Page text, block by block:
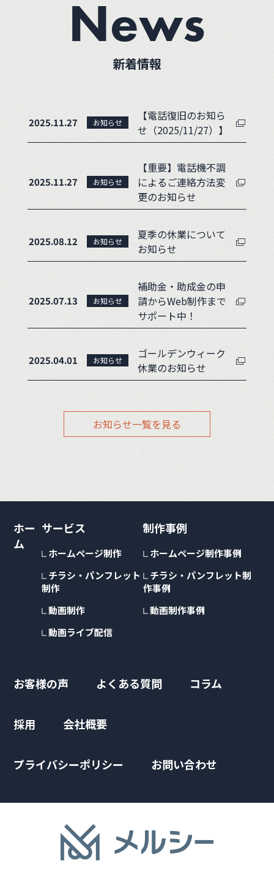
News
新着情報
2025.11.27 お知らせ
【電話復旧のお知ら
せ（2025/11/27）】
2025.11.27 お知らせ
【重要】電話機不調
によるご連絡方法変
更のお知らせ
2025.08.12 お知らせ
夏季の休業について
お知らせ
2025.07.13 お知らせ
補助金・助成金の申
請からWeb制作まで
サポート中！
2025.04.01 お知らせ
ゴールデンウィーク
休業のお知らせ
お知らせ一覧を見る
ホー
ム
サービス
ホームページ制作
チラシ・パンフレット
制作
動画制作
動画ライブ配信
制作事例
ホームページ制作事例
チラシ・パンフレット制
作事例
動画制作事例
お客様の声 よくある質問 コラム
採用 会社概要
プライバシーポリシー お問い合わせ